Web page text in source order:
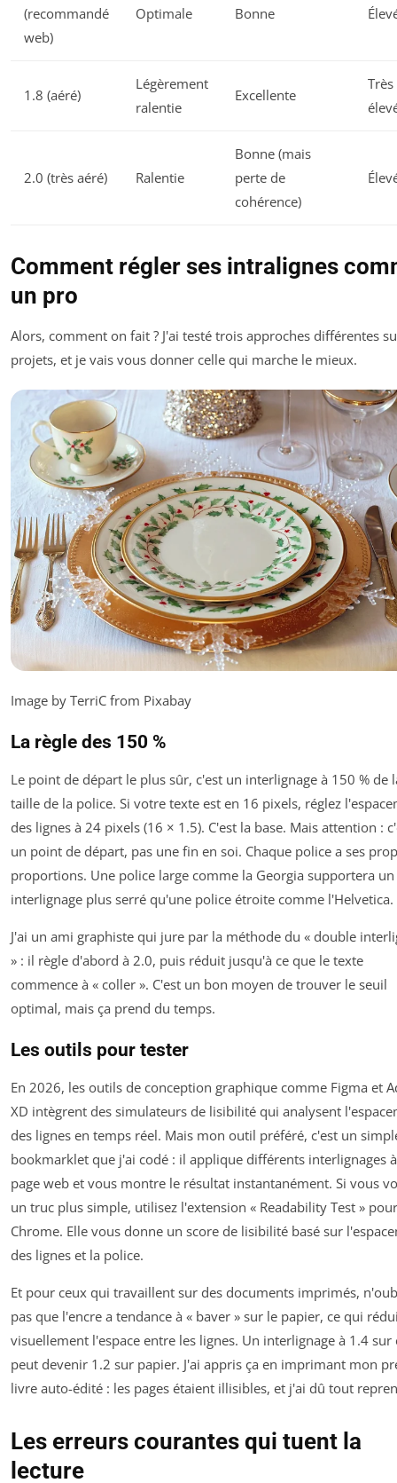
(recommandé
web)
Optimale Bonne
1.8 (aéré)
Légèrement
ralentie
Excellente
Très
2.0 (très aéré) Ralentie
Bonne (mais
perte de
cohérence)
Comment régler ses intralignes
un pro
Alors, comment on fait ? J'ai testé trois approches différentes
projets, et je vais vous donner celle qui marche le mieux.
Image by TerriC from Pixabay
La règle des 150 %
Le point de départ le plus sûr, c'est un interlignage à 150 % de
taille de la police. Si votre texte est en 16 pixels, réglez
des lignes à 24 pixels (16 × 1.5). C'est la base. Mais attention :
un point de départ, pas une fin en soi. Chaque police a ses
proportions. Une police large comme la Georgia supportera un
interlignage plus serré qu'une police étroite comme l'Helvetica.
J'ai un ami graphiste qui jure par la méthode du « double
» : il règle d'abord à 2.0, puis réduit jusqu'à ce que le texte
commence à « coller ». C'est un bon moyen de trouver le seuil
optimal, mais ça prend du temps.
Les outils pour tester
En 2026, les outils de conception graphique comme Figma et
XD intègrent des simulateurs de lisibilité qui analysent
des lignes en temps réel. Mais mon outil préféré, c'est un
bookmarklet que j'ai codé : il applique différents interlignages
page web et vous montre le résultat instantanément. Si vous
un truc plus simple, utilisez l'extension « Readability Test » pour
Chrome. Elle vous donne un score de lisibilité basé sur
des lignes et la police.
Et pour ceux qui travaillent sur des documents imprimés,
pas que l'encre a tendance à « baver » sur le papier, ce qui
visuellement l'espace entre les lignes. Un interlignage à 1.4 sur
peut devenir 1.2 sur papier. J'ai appris ça en imprimant mon
livre auto-édité : les pages étaient illisibles, et j'ai dû tout
Les erreurs courantes qui tuent la
lecture